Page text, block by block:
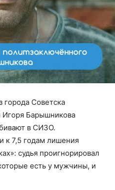
города Советска
Игоря Барышникова
в СИЗО.
к 7,5 годам лишения
судья проигнорировал
есть у мужчины, и